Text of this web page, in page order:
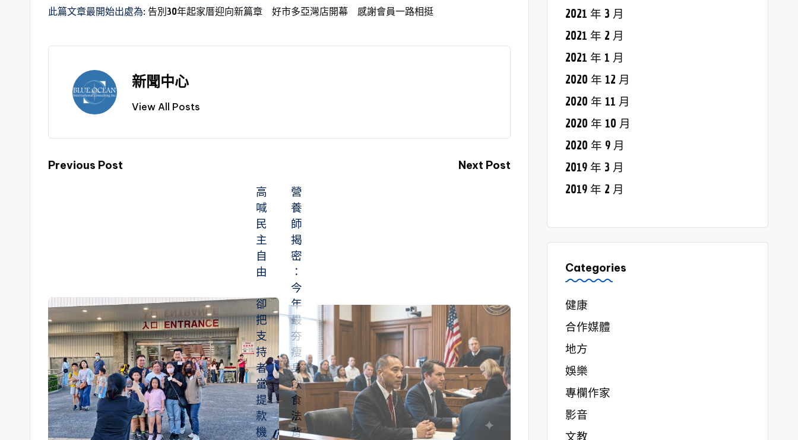
此篇文章最開始出處為: 告別30年起家厝迎向新篇章 好市多亞灣店開幕 感謝會員一路相挺
新聞中心
View All Posts
Previous Post
營
養
師
揭
密
：
今
年
最
夯
瘦
身
飲
食
法
背
Next Post
高
喊
民
主
自
由
卻
把
支
持
者
當
提
款
機
2021 年 3 月
2021 年 2 月
2021 年 1 月
2020 年 12 月
2020 年 11 月
2020 年 10 月
2020 年 9 月
2019 年 3 月
2019 年 2 月
Categories
健康
合作媒體
地方
娛樂
專欄作家
影音
文教